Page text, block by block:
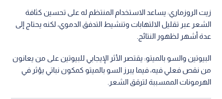
زيت الروزماري: يساعد الاستخدام المنتظم له على تحسين كثافة
الشعر عبر تقليل الالتهابات وتنشيط التدفق الدموي، لكنه يحتاج إلى
عدة أشهر لظهور النتائج.
البيوتين والسو بالميتو: يقتصر الأثر الإيجابي للبيوتين على من يعانون
من نقص فعلي فيه، فيما يبرز السو بالميتو كمكون نباتي يؤثر في
الهرمونات الممسببة لترقق الشعر.